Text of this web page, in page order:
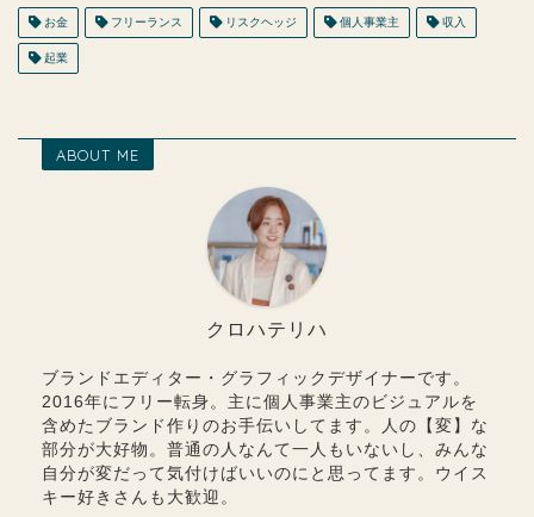
お金 フリーランス リスクヘッジ 個人事業主 収入
起業
ABOUT ME
クロハテリハ
ブランドエディター・グラフィックデザイナーです。
2016年にフリー転身。主に個人事業主のビジュアルを
含めたブランド作りのお手伝いしてます。人の【変】な
部分が大好物。普通の人なんて一人もいないし、みんな
自分が変だって気付けばいいのにと思ってます。ウイス
キー好きさんも大歓迎。